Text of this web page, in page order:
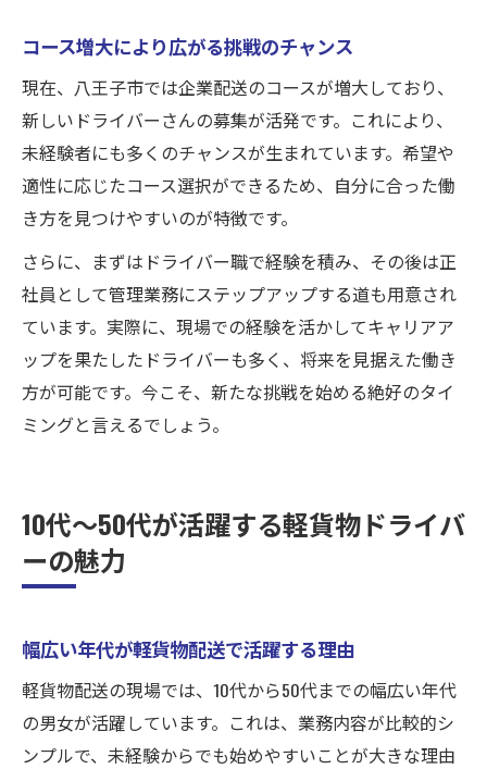
コース増大により広がる挑戦のチャンス
現在、八王子市では企業配送のコースが増大しており、
新しいドライバーさんの募集が活発です。これにより、
未経験者にも多くのチャンスが生まれています。希望や
適性に応じたコース選択ができるため、自分に合った働
き方を見つけやすいのが特徴です。
さらに、まずはドライバー職で経験を積み、その後は正
社員として管理業務にステップアップする道も用意され
ています。実際に、現場での経験を活かしてキャリアア
ップを果たしたドライバーも多く、将来を見据えた働き
方が可能です。今こそ、新たな挑戦を始める絶好のタイ
ミングと言えるでしょう。
10代〜50代が活躍する軽貨物ドライバ
ーの魅力
幅広い年代が軽貨物配送で活躍する理由
軽貨物配送の現場では、10代から50代までの幅広い年代
の男女が活躍しています。これは、業務内容が比較的シ
ンプルで、未経験からでも始めやすいことが大きな理由